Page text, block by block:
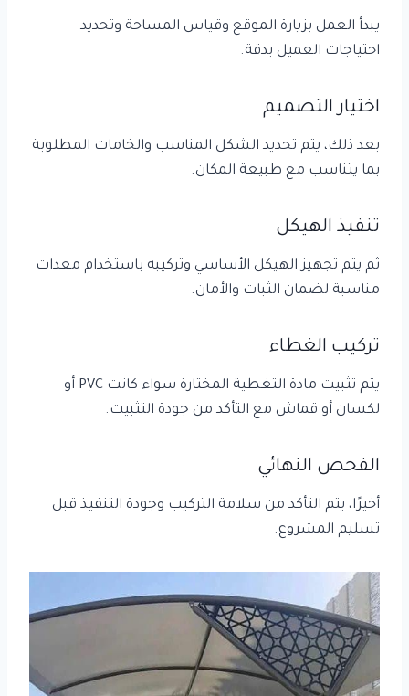
يبدأ العمل بزيارة الموقع وقياس المساحة وتحديد
احتياجات العميل بدقة.
اختيار التصميم
بعد ذلك، يتم تحديد الشكل المناسب والخامات المطلوبة
بما يتناسب مع طبيعة المكان.
تنفيذ الهيكل
ثم يتم تجهيز الهيكل الأساسي وتركيبه باستخدام معدات
مناسبة لضمان الثبات والأمان.
تركيب الغطاء
يتم تثبيت مادة التغطية المختارة سواء كانت PVC أو
لكسان أو قماش مع التأكد من جودة التثبيت.
الفحص النهائي
أخيرًا، يتم التأكد من سلامة التركيب وجودة التنفيذ قبل
تسليم المشروع.